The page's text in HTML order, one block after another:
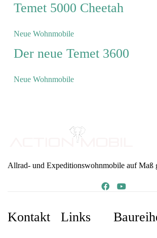
Temet 5000 Cheetah
Neue Wohnmobile
Der neue Temet 3600
Neue Wohnmobile
Allrad- und Expeditionswohnmobile auf Maß
Kontakt Links